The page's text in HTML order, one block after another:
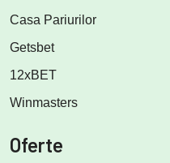
Casa Pariurilor
Getsbet
12xBET
Winmasters
Oferte